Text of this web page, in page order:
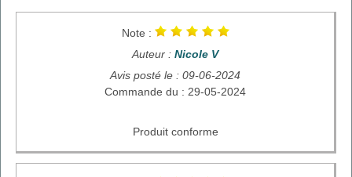
Note :
Auteur : Nicole V
Avis posté le : 09-06-2024
Commande du : 29-05-2024
Produit conforme